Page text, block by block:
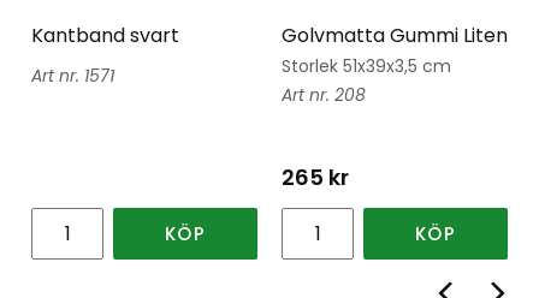
Kantband svart
1571
KÖP
Golvmatta Gummi Liten
Storlek 51x39x3,5 cm
208
265 kr
KÖP